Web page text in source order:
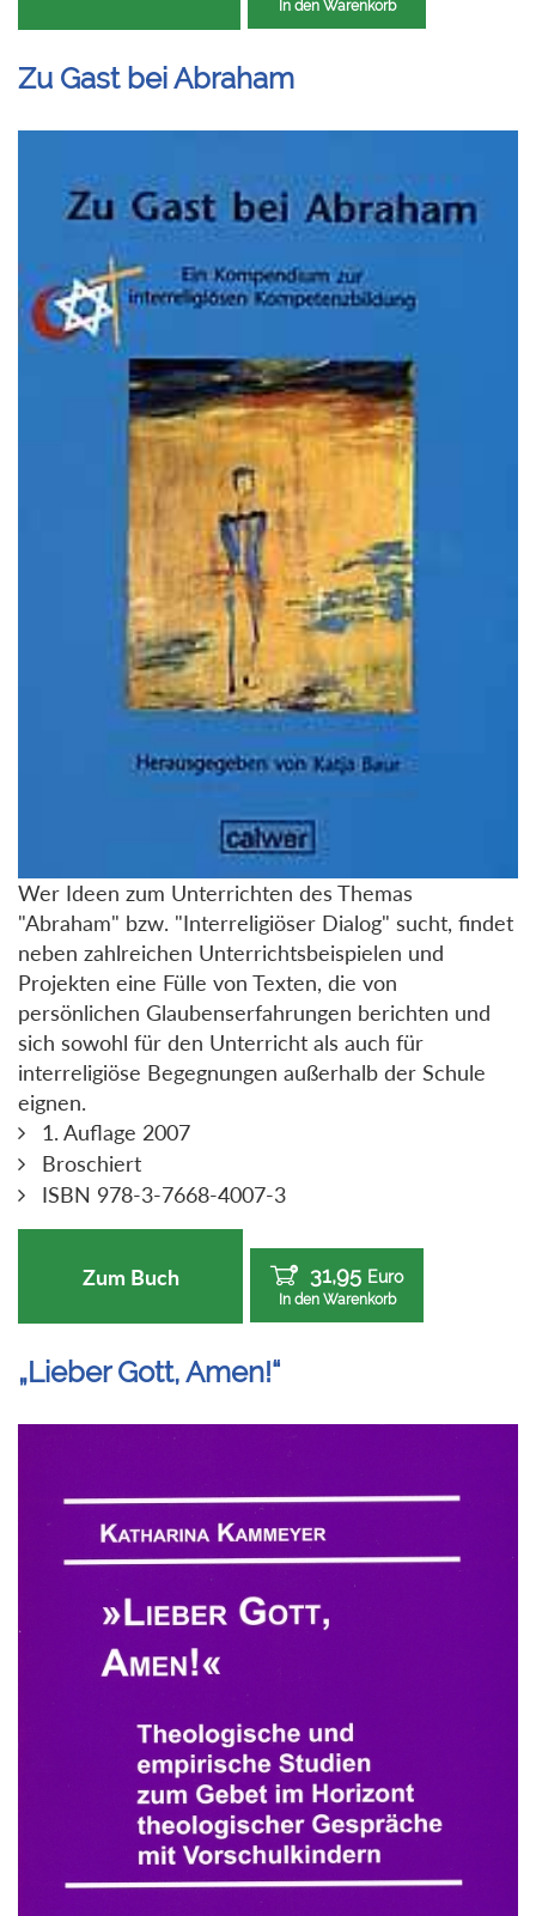
In den Warenkorb
Zu Gast bei Abraham
Wer Ideen zum Unterrichten des Themas
"Abraham" bzw. "Interreligiöser Dialog" sucht, findet
neben zahlreichen Unterrichtsbeispielen und
Projekten eine Fülle von Texten, die von
persönlichen Glaubenserfahrungen berichten und
sich sowohl für den Unterricht als auch für
interreligiöse Begegnungen außerhalb der Schule
eignen.
1. Auflage 2007
Broschiert
ISBN 978-3-7668-4007-3
Zum Buch 31,95 Euro
In den Warenkorb
„Lieber Gott, Amen!“